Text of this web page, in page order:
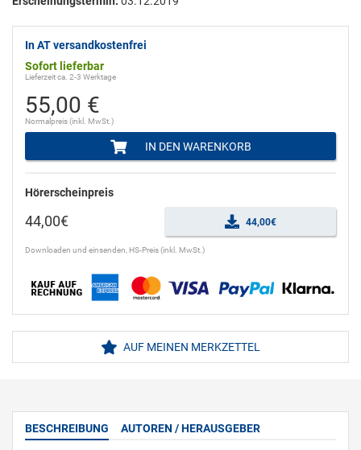
In AT versandkostenfrei
Sofort lieferbar
Lieferzeit ca. 2-3 Werktage
55,00 €
Normalpreis (inkl. MwSt.)
IN DEN WARENKORB
Hörerscheinpreis
44,00€ 44,00€
Downloaden und einsenden, HS-Preis (inkl. MwSt.)
AUF MEINEN MERKZETTEL
BESCHREIBUNG AUTOREN / HERAUSGEBER